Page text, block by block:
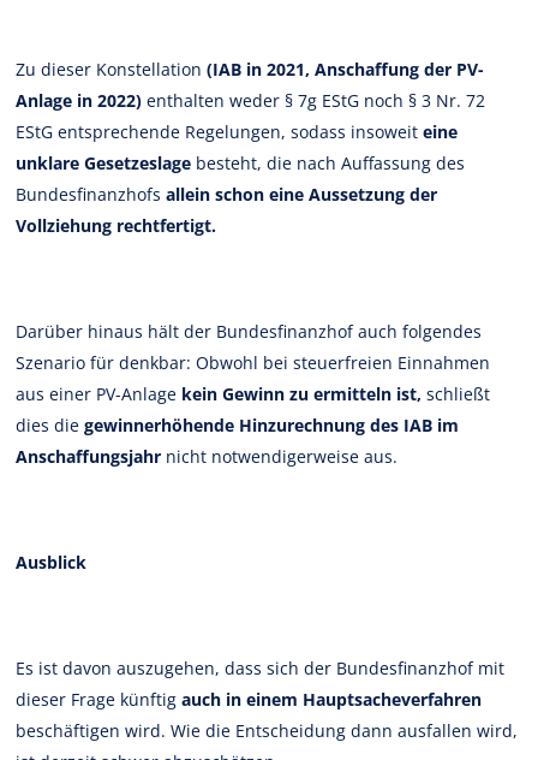
Zu dieser Konstellation(IAB in 2021, Anschaffung der PV-
Anlage in 2022)enthalten weder § 7g EStG noch § 3 Nr. 72
EStG entsprechende Regelungen, sodass insoweiteine
unklare Gesetzeslage besteht, die nach Auffassung des
Bundesfinanzhofsallein schon eine Aussetzung der
Vollziehung rechtfertigt.
Darüber hinaus hält der Bundesfinanzhof auch folgendes
Szenario für denkbar: Obwohl bei steuerfreien Einnahmen
aus einer PV-Anlage kein Gewinn zu ermitteln ist, schließt
dies diegewinnerhöhende Hinzurechnung des IAB im
Anschaffungsjahr nicht notwendigerweise aus.
Ausblick
Es ist davon auszugehen, dass sich der Bundesfinanzhof mit
dieser Frage künftigauch in einem Hauptsacheverfahren
beschäftigen wird. Wie die Entscheidung dann ausfallen wird,